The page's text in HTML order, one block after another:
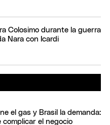
Colosimo durante la guerra
Nara con Icardi
el gas y Brasil la demanda:
complicar el negocio